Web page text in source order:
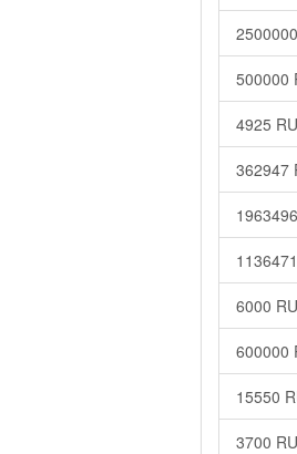
500000
4925
362947
6000
600000
15550
3700